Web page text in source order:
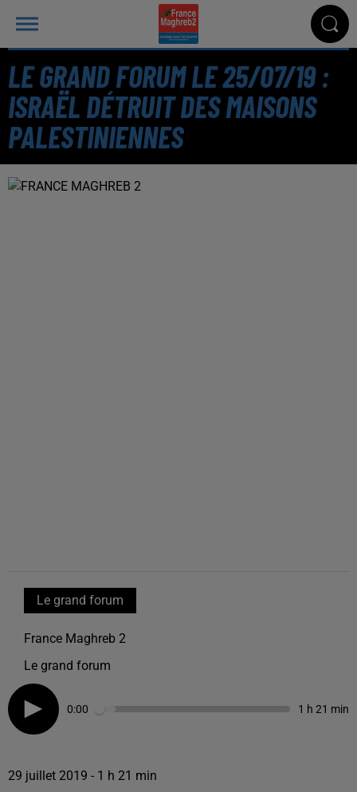
LE GRAND FORUM LE 25/07/19 :
ISRAËL DÉTRUIT DES MAISONS
PALESTINIENNES
Le grand forum
France Maghreb 2
Le grand forum
0:00 1 h 21 min
29 juillet 2019 - 1 h 21 min